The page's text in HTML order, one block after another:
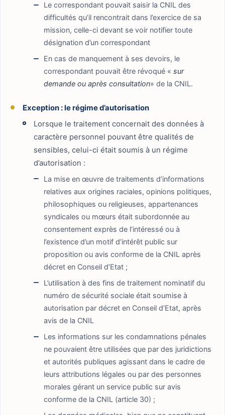
Le correspondant pouvait saisir la CNIL des
difficultés qu’il rencontrait dans l’exercice de sa
mission, celle-ci devant se voir notifier toute
désignation d’un correspondant
En cas de manquement à ses devoirs, le
correspondant pouvait être révoqué «sur
demande ou après consultation» de la CNIL.
Exception : le régime d’autorisation
Lorsque le traitement concernait des données à
caractère personnel pouvant être qualités de
sensibles, celui-ci était soumis à un régime
d’autorisation :
La mise en œuvre de traitements d’informations
relatives aux origines raciales, opinions politiques,
philosophiques ou religieuses, appartenances
syndicales ou mœurs était subordonnée au
consentement exprès de l’intéressé ou à
l’existence d’un motif d’intérêt public sur
proposition ou avis conforme de la CNIL après
décret en Conseil d’Etat ;
L’utilisation à des fins de traitement nominatif du
numéro de sécurité sociale était soumise à
autorisation par décret en Conseil d’Etat, après
avis de la CNIL
Les informations sur les condamnations pénales
ne pouvaient être utilisées que par des juridictions
et autorités publiques agissant dans le cadre de
leurs attributions légales ou par des personnes
morales gérant un service public sur avis
conforme de la CNIL (article 30) ;